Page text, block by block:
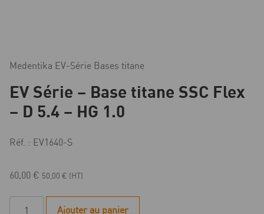
Medentika EV-Série Bases titane
EV Série – Base titane SSC Flex
– D 5.4 – HG 1.0
Réf. : EV1640-S
60,00 € 50,00 € (HT)
Ajouter au panier